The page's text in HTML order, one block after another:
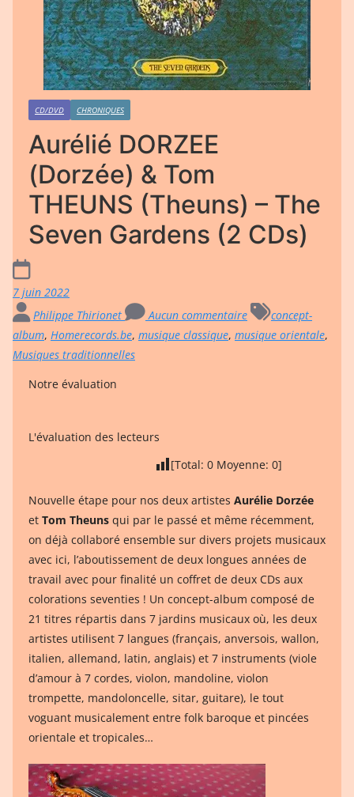
CD/DVD CHRONIQUES
Aurélié DORZEE
(Dorzée) & Tom
THEUNS (Theuns) – The
Seven Gardens (2 CDs)
7 juin 2022
Philippe Thirionet
Aucun commentaire
concept-
album, Homerecords.be, musique classique, musique orientale,
Musiques traditionnelles
Notre évaluation
L'évaluation des lecteurs
[Total: 0 Moyenne: 0]
Nouvelle étape pour nos deux artistes Aurélie Dorzée
et Tom Theuns qui par le passé et même récemment,
on déjà collaboré ensemble sur divers projets musicaux
avec ici, l’aboutissement de deux longues années de
travail avec pour finalité un coffret de deux CDs aux
colorations seventies ! Un concept-album composé de
21 titres répartis dans 7 jardins musicaux où, les deux
artistes utilisent 7 langues (français, anversois, wallon,
italien, allemand, latin, anglais) et 7 instruments (viole
d’amour à 7 cordes, violon, mandoline, violon
trompette, mandoloncelle, sitar, guitare), le tout
voguant musicalement entre folk baroque et pincées
orientale et tropicales…